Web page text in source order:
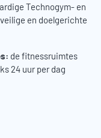
Technogym- en
en doelgerichte
de fitnessruimtes
24 uur per dag